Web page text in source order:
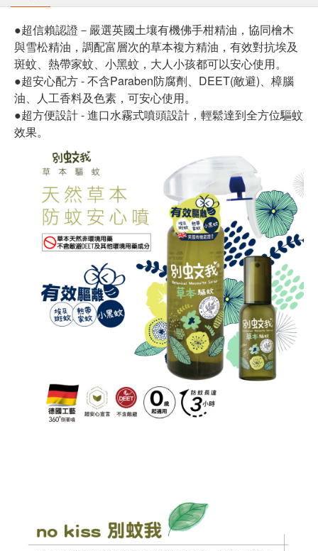
●超信賴認證－嚴選英國土壤有機佛手柑精油，協同檜木
與雪松精油，調配富層次的草本複方精油，有效對抗埃及
斑蚊、熱帶家蚊、小黑蚊，大人小孩都可以安心使用。
●超安心配方 - 不含Paraben防腐劑、DEET(敵避)、樟腦
油、人工香料及色素，可安心使用。
●超方便設計 - 進口水霧式噴頭設計，輕鬆達到全方位驅蚊
效果。